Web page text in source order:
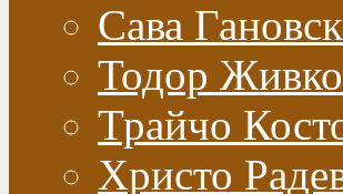
Сава
Тодор
Трайчо
Христо